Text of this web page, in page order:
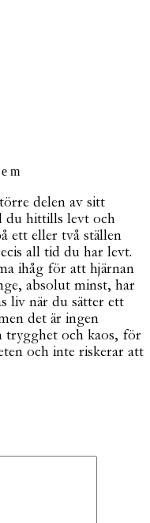
m
delen av sitt
du hittills levt och
ett eller två ställen
all tid du har levt.
ihåg för att hjärnan
absolut minst, har
liv när du sätter ett
det är ingen
trygghet och kaos, för
och inte riskerar att